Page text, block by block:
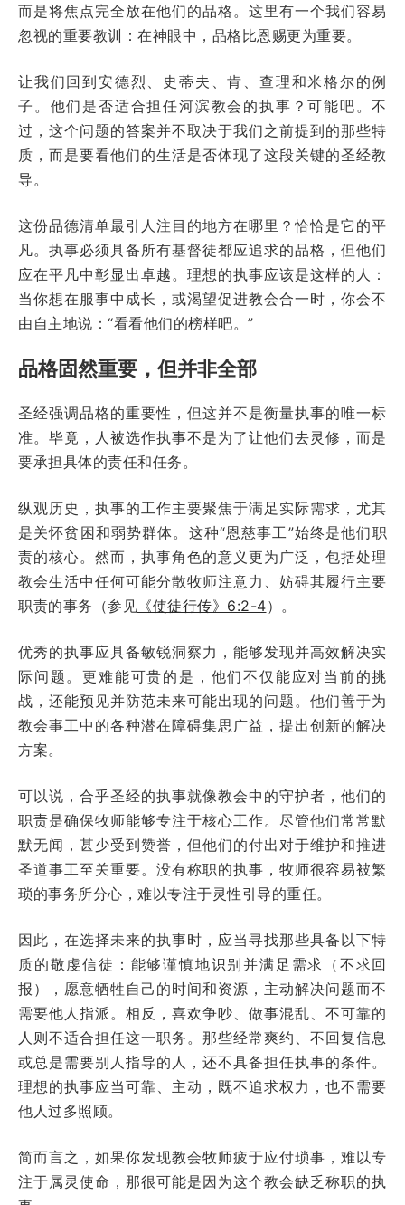
而是将焦点完全放在他们的品格。这里有一个我们容易
忽视的重要教训：在神眼中，品格比恩赐更为重要。
让我们回到安德烈、史蒂夫、肯、查理和米格尔的例
子。他们是否适合担任河滨教会的执事？可能吧。不
过，这个问题的答案并不取决于我们之前提到的那些特
质，而是要看他们的生活是否体现了这段关键的圣经教
导。
这份品德清单最引人注目的地方在哪里？恰恰是它的平
凡。执事必须具备所有基督徒都应追求的品格，但他们
应在平凡中彰显出卓越。理想的执事应该是这样的人：
当你想在服事中成长，或渴望促进教会合一时，你会不
由自主地说：“看看他们的榜样吧。”
品格固然重要，但并非全部
圣经强调品格的重要性，但这并不是衡量执事的唯一标
准。毕竟，人被选作执事不是为了让他们去灵修，而是
要承担具体的责任和任务。
纵观历史，执事的工作主要聚焦于满足实际需求，尤其
是关怀贫困和弱势群体。这种“恩慈事工”始终是他们职
责的核心。然而，执事角色的意义更为广泛，包括处理
教会生活中任何可能分散牧师注意力、妨碍其履行主要
职责的事务（参见 《使徒行传》6:2-4）。
优秀的执事应具备敏锐洞察力，能够发现并高效解决实
际问题。更难能可贵的是，他们不仅能应对当前的挑
战，还能预见并防范未来可能出现的问题。他们善于为
教会事工中的各种潜在障碍集思广益，提出创新的解决
方案。
可以说，合乎圣经的执事就像教会中的守护者，他们的
职责是确保牧师能够专注于核心工作。尽管他们常常默
默无闻，甚少受到赞誉，但他们的付出对于维护和推进
圣道事工至关重要。没有称职的执事，牧师很容易被繁
琐的事务所分心，难以专注于灵性引导的重任。
因此，在选择未来的执事时，应当寻找那些具备以下特
质的敬虔信徒：能够谨慎地识别并满足需求（不求回
报），愿意牺牲自己的时间和资源，主动解决问题而不
需要他人指派。相反，喜欢争吵、做事混乱、不可靠的
人则不适合担任这一职务。那些经常爽约、不回复信息
或总是需要别人指导的人，还不具备担任执事的条件。
理想的执事应当可靠、主动，既不追求权力，也不需要
他人过多照顾。
简而言之，如果你发现教会牧师疲于应付琐事，难以专
注于属灵使命，那很可能是因为这个教会缺乏称职的执